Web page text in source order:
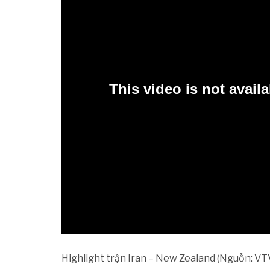
Highlight trận Iran – New Zealand (Nguồn: